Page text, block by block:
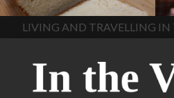
ik brood bakken is melk
brood gezond is melkbrood
gezond mama's brood melk
brood melk brood en
wat is melkbrood
zijn melk
brood en brioche hetzelfde
brood